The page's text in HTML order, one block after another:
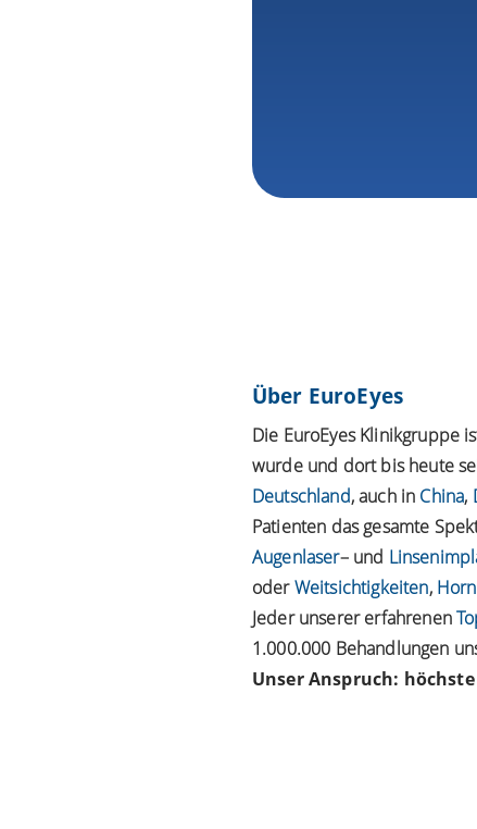
Über EuroEyes
Die EuroEyes Klinikgruppe
wurde und dort bis heute
Deutschland, auch in China,
Patienten das gesamte
Augenlaser– und
oderWeitsichtigkeiten,
Jeder unserer erfahrenen
1.000.000 Behandlungen
Unser Anspruch: